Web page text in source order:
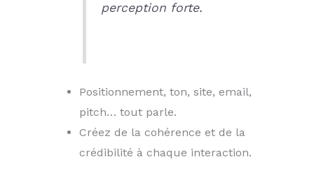
perception forte.
Positionnement, ton, site, email,
pitch… tout parle.
Créez de la cohérence et de la
crédibilité à chaque interaction.